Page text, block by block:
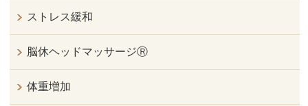
ストレス緩和
脳休ヘッドマッサージⓇ
体重増加